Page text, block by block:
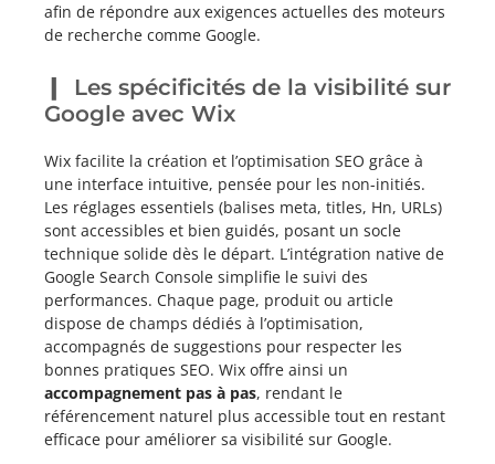
afin de répondre aux exigences actuelles des moteurs
de recherche comme Google.
Les spécificités de la visibilité sur
Google avec Wix
Wix facilite la création et l’optimisation SEO grâce à
une interface intuitive, pensée pour les non-initiés.
Les réglages essentiels (balises meta, titles, Hn, URLs)
sont accessibles et bien guidés, posant un socle
technique solide dès le départ. L’intégration native de
Google Search Console simplifie le suivi des
performances. Chaque page, produit ou article
dispose de champs dédiés à l’optimisation,
accompagnés de suggestions pour respecter les
bonnes pratiques SEO. Wix offre ainsi un
accompagnement pas à pas, rendant le
référencement naturel plus accessible tout en restant
efficace pour améliorer sa visibilité sur Google.